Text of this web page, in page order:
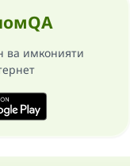
ва имконияти